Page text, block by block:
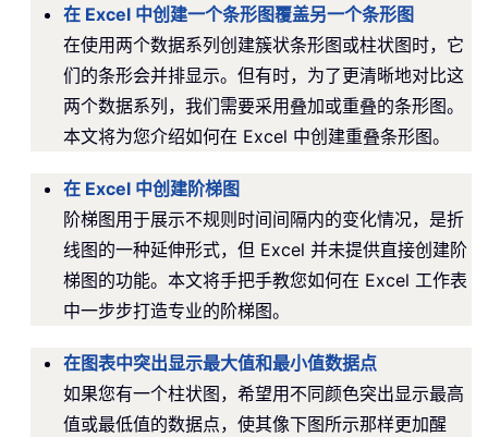
在 Excel 中创建一个条形图覆盖另一个条形图
在使用两个数据系列创建簇状条形图或柱状图时，它
们的条形会并排显示。但有时，为了更清晰地对比这
两个数据系列，我们需要采用叠加或重叠的条形图。
本文将为您介绍如何在 Excel 中创建重叠条形图。
在 Excel 中创建阶梯图
阶梯图用于展示不规则时间间隔内的变化情况，是折
线图的一种延伸形式，但 Excel 并未提供直接创建阶
梯图的功能。本文将手把手教您如何在 Excel 工作表
中一步步打造专业的阶梯图。
在图表中突出显示最大值和最小值数据点
如果您有一个柱状图，希望用不同颜色突出显示最高
值或最低值的数据点，使其像下图所示那样更加醒